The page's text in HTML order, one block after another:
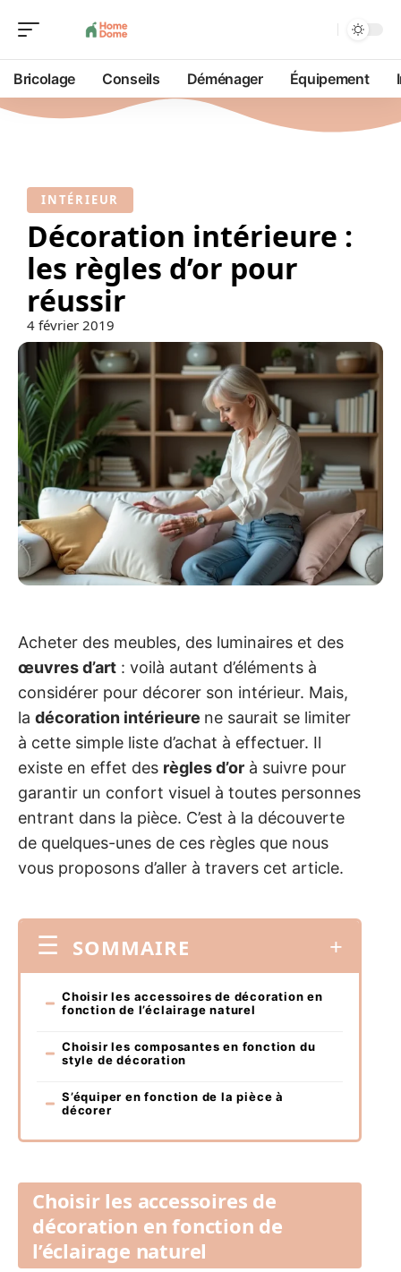
Bricolage Conseils Déménager Équipement
INTÉRIEUR
Décoration intérieure :
les règles d’or pour
réussir
4 février 2019
Acheter des meubles, des luminaires et des
œuvres d’art : voilà autant d’éléments à
considérer pour décorer son intérieur. Mais,
la décoration intérieure ne saurait se limiter
à cette simple liste d’achat à effectuer. Il
existe en effet des règles d’or à suivre pour
garantir un confort visuel à toutes personnes
entrant dans la pièce. C’est à la découverte
de quelques-unes de ces règles que nous
vous proposons d’aller à travers cet article.
SOMMAIRE
Choisir les accessoires de décoration en
fonction de l’éclairage naturel
Choisir les composantes en fonction du
style de décoration
S’équiper en fonction de la pièce à
décorer
Choisir les accessoires de
décoration en fonction de
l’éclairage naturel